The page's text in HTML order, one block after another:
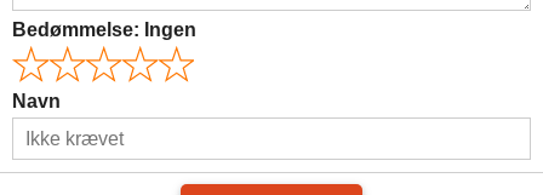
Bedømmelse: Ingen
Navn